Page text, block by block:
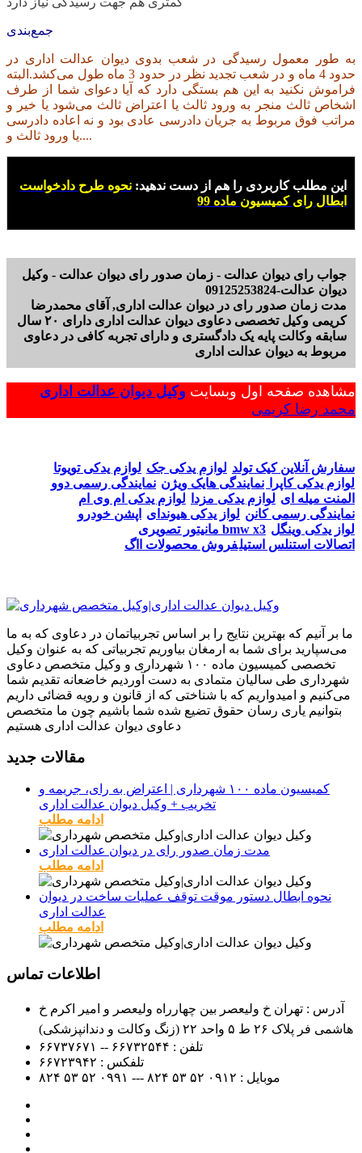
جمع‌بندی
به طور معمول رسیدگی در شعب بدوی دیوان عدالت اداری در
حدود 4 ماه و در شعب تجدید نظر در حدود 3 ماه طول می‌کشد.البته
فراموش نکنید به این هم بستگی دارد که آیا دعوای شما از طرف
اشخاص ثالث منجر به ورود ثالث یا اعتراض ثالث می‌شود یا خیر و
مراتب فوق مربوط به جریان دادرسی عادی بود و نه اعاده دادرسی
یا ورود ثالث و....
این مطلب کاربردی را هم از دست ندهید: نحوه طرح دادخواست
ابطال رای کمیسیون ماده 99
جواب رای دیوان عدالت - زمان صدور رای دیوان عدالت - وکیل
دیوان عدالت-09125253824
مدت زمان صدور رای در دیوان عدالت اداری, آقای محمدرضا
کریمی وکیل تخصصی دعاوی دیوان عدالت اداری دارای ۲۰ سال
سابقه وکالت پایه یک دادگستری و دارای تجربه کافی در دعاوی
مربوط به دیوان عدالت اداری
مشاهده صفحه اول وبسایت وکیل دیوان عدالت اداری
محمد رضا کریمی
سفارش آنلاین کیک تولد لوازم یدکی جک لوازم یدکی تویوتا
لوازم یدکی کاپرا
نمایندگی هایک ویژن نمایندگی رسمی دوو
المنت میله ای لوازم یدکی مزدا
لوازم یدکی ام وی ام
نمایندگی رسمی کانن لواز یدکی هیوندای
اپشن خودرو
مانیتور تصویری bmw x3 لواز یدکی وینگل
اتصالات استنلس استیلفروش محصولات ااگ
ما بر آنیم که بهترین نتایج را بر اساس تجربیاتمان در دعاوی که به ما
می‌سپارید برای شما به ارمغان بیاوریم تجربیاتی که به عنوان وکیل
تخصصی کمیسیون ماده ۱۰۰ شهرداری و وکیل متخصص دعاوی
شهرداری طی سالیان متمادی به دست آوردیم خاضعانه تقدیم شما
می‌کنیم و امیدواریم که با شناختی که از قانون و رویه قضائی داریم
بتوانیم یاری رسان حقوق تضیع شده شما باشیم چون ما متخصص
دعاوی دیوان عدالت اداری هستیم
مقالات جدید
کمیسیون ماده ۱۰۰ شهرداری | اعتراض به رای، جریمه و
تخریب + وکیل دیوان عدالت اداری
ادامه مطلب
مدت زمان صدور رای در دیوان عدالت اداری
ادامه مطلب
نحوه ابطال دستور موقت توقف عملیات ساخت در دیوان
عدالت اداری
ادامه مطلب
اطلاعات تماس
آدرس : تهران خ ولیعصر بین چهارراه ولیعصر و امیر اکرم خ
هاشمی فر پلاک ۲۶ ط ۵ واحد ۲۲ (زنگ وکالت و دندانپزشکی)
تلفن : ۶۶۷۳۲۵۴۴ -- ۶۶۷۳۷۶۷۱
تلفکس : ۶۶۷۲۳۹۴۲
موبایل : ۰۹۱۲ ۵۲ ۵۳ ۸۲۴ --- ۰۹۹۱ ۵۲ ۵۳ ۸۲۴